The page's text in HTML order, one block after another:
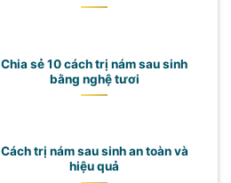
Chia sẻ 10 cách trị nám sau sinh
bằng nghệ tươi
Cách trị nám sau sinh an toàn và
hiệu quả